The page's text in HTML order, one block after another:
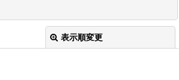
表示順変更